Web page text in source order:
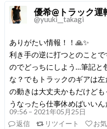
優希@トラック運
@yuuki__takagi
ありがたい情報！！🙏✨
利き手の逆に打つとのこと
のでどっちにしよう…筆記と
な？でもトラックのギアは
の動きは大丈夫かもだけど
うなったら仕事休めばいい
09:56 – 2021年05月25日
返信
リツイート お